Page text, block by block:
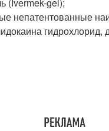
непатентованные
гидрохлорид,